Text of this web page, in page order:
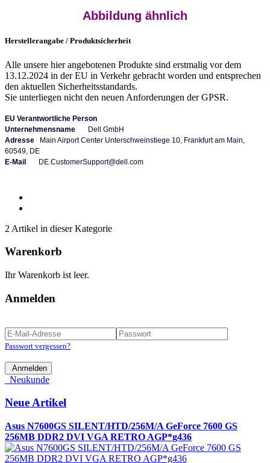
Abbildung ähnlich
Herstellerangabe / Produktsicherheit
Alle unsere hier angebotenen Produkte sind erstmalig vor dem
13.12.2024 in der EU in Verkehr gebracht worden und entsprechen
den aktuellen Sicherheitsstandards.
Sie unterliegen nicht den neuen Anforderungen der GPSR.
EU Verantwortliche Person
Unternehmensname Dell GmbH
Adresse Main Airport Center Unterschweinstiege 10, Frankfurt am Main,
60549, DE​​​​​​​
E-Mail
DE.CustomerSupport@dell.com
2 Artikel in dieser Kategorie
Warenkorb
Ihr Warenkorb ist leer.
Anmelden
Passwort vergessen?
Anmelden
Neukunde
Neue Artikel
Asus N7600GS SILENT/HTD/256M/A GeForce 7600 GS
256MB DDR2 DVI VGA RETRO AGP*g436